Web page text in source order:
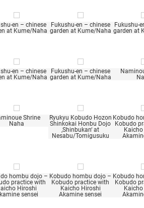
en – chinese
at Kume/Naha
Fukushu-en – chinese
garden at Kume/Naha
Fukushu-
garden at
en – chinese
at Kume/Naha
Fukushu-en – chinese
garden at Kume/Naha
Shrine
Naha
Ryukyu Kobudo Hozon
Shinkokai Honbu Dojo
‚Shinbukan‘ at
Nesabu/Tomigusuku
Kobudo
Kobudo
hombu dojo –
practice with
Hiroshi
sensei
Kobudo hombu dojo –
Kobudo practice with
Kaicho Hiroshi
Akamine sensei
Kobudo
Kobudo